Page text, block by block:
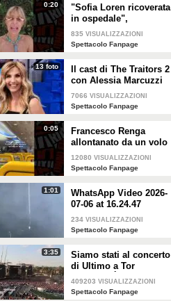
0:20
"Sofia Loren ricoverata
in ospedale",
Alessandra Mussolini
smentisce: "È serena e
835 VISUALIZZAZIONI
Spettacolo Fanpage
13 foto
Il cast di The Traitors 2
con Alessia Marcuzzi
7066 VISUALIZZAZIONI
Spettacolo Fanpage
0:05
Francesco Renga
allontanato da un volo
Ryanair dopo una
discussione con gli
12080 VISUALIZZAZIONI
Spettacolo Fanpage
1:01
WhatsApp Video 2026-
07-06 at 16.24.47
234 VISUALIZZAZIONI
Spettacolo Fanpage
3:35
Siamo stati al concerto
di Ultimo a Tor
Vergata: "È il giorno
che aspettavo, questa è
409203 VISUALIZZAZIONI
Spettacolo Fanpage